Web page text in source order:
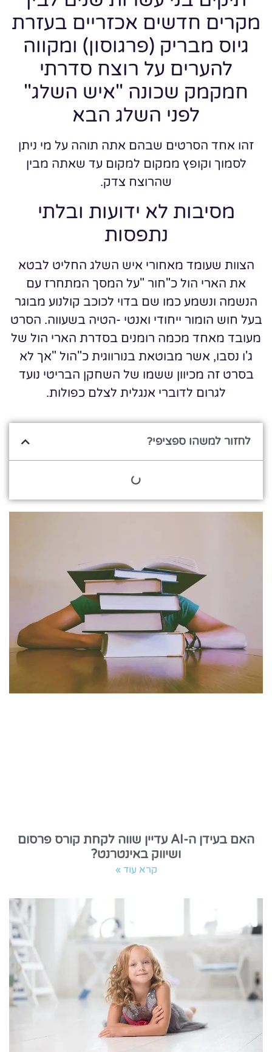
מקרים חדשים אכזריים בעזרת
גיוס מבריק (פרגוסון) ומקווה
להערים על רוצח סדרתי
חמקמק שכונה "איש השלג"
לפני השלג הבא
זהו אחד הסרטים שבהם אתה תוהה על מי ניתן
לסמוך וקופץ ממקום למקום עד שאתה מבין
שהרוצח צדק.
מסיבות לא ידועות ובלתי
נתפסות
הצוות שעומד מאחורי איש השלג החליט לבטא
את הארי הול כ"חור "על המסך המתחרז עם
הנשמה ונשמע כמו שם בדוי לכוכב קולנוע מבוגר
בעל חוש הומור ייחודי ואנטי -הטיה בשעווה. הסרט
מעובד מאחד מכמה רומנים בסדרת הארי הול של
ג'ו נסבו, אשר מבוטאת בנורווגית כ"הול "אך לא
בסרט זה מכיוון ששמו של השחקן הבריטי נועד
לגרום לדוברי אנגלית לצלם כפולות.
לחזור למשהו ספציפי?
האם בעידן ה-AI עדיין שווה לקחת קורס פרסום
ושיווק באינטרנט?
קרא עוד »